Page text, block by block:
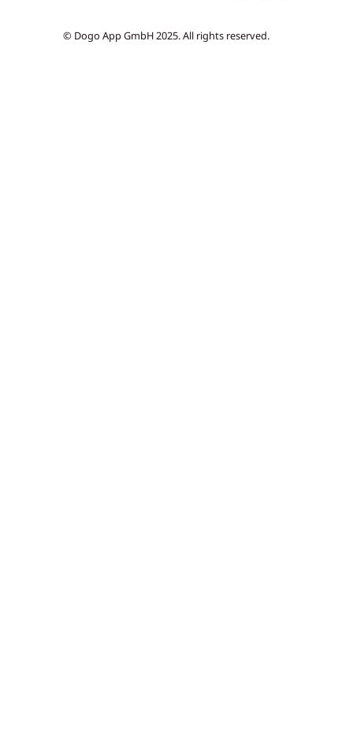
© Dogo App GmbH 2025. All rights reserved.